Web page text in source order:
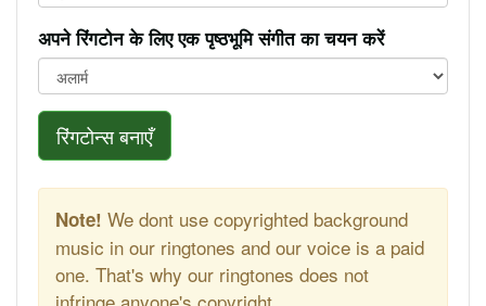
अपने रिंगटोन के लिए एक पृष्ठभूमि संगीत का चयन करें
रिंगटोन्स बनाएँ
Note! We dont use copyrighted background
music in our ringtones and our voice is a paid
one. That's why our ringtones does not
infringe anyone's copyright.